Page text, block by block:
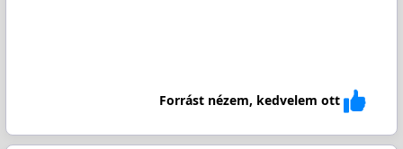
Forrást nézem, kedvelem ott